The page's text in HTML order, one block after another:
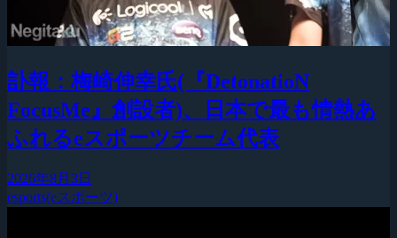
訃報：梅崎伸幸氏(『DetonatioN
FocusMe』創設者)、日本で最も情熱あ
ふれるeスポーツチーム代表
2026年8月3日
esports(eスポーツ)